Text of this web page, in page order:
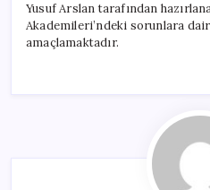
Yusuf Arslan tarafından
Akademileri’ndeki sorunlara
amaçlamaktadır.